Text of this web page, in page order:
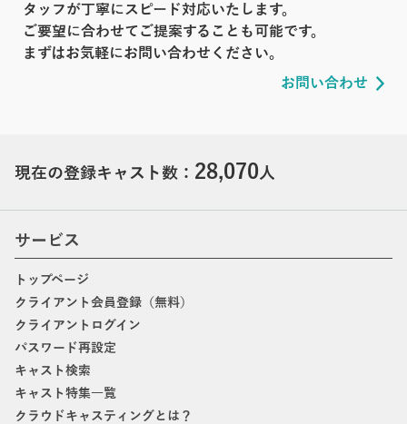
タッフが丁寧にスピード対応いたします。
ご要望に合わせてご提案することも可能です。
まずはお気軽にお問い合わせください。
お問い合わせ
現在の登録キャスト数： 28,070人
サービス
トップページ
クライアント会員登録（無料）
クライアントログイン
パスワード再設定
キャスト検索
キャスト特集一覧
クラウドキャスティングとは？